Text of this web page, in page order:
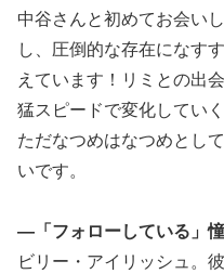
中谷さんと初めてお会い
し、圧倒的な存在になす
えています！リミとの出
猛スピードで変化してい
ただなつめはなつめとし
いです。
―「フォローしている」
ビリー・アイリッシュ。